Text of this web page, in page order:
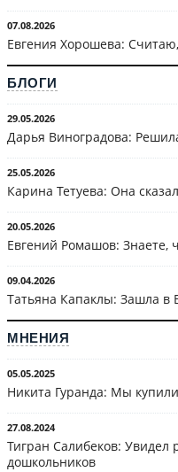
07.08.2026
Евгения Хорошева:
БЛОГИ
29.05.2026
Дарья Виноградова:
25.05.2026
Карина Тетуева: Она
20.05.2026
Евгений Ромашов: Знаете,
09.04.2026
Татьяна Капаклы: Зашла в
МНЕНИЯ
05.05.2025
Никита Гуранда: Мы
27.08.2024
Тигран Салибеков: Увидел
дошкольников